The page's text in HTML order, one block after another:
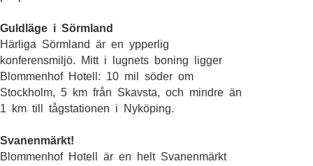
Guldläge i Sörmland
Härliga Sörmland är en ypperlig
konferensmiljö. Mitt i lugnets boning ligger
Blommenhof Hotell: 10 mil söder om
Stockholm, 5 km från Skavsta, och mindre än
1 km till tågstationen i Nyköping.
Svanenmärkt!
Blommenhof Hotell är en helt Svanenmärkt